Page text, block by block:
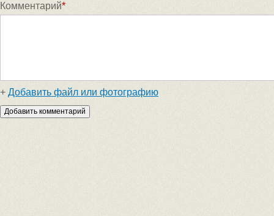
Комментарий*
+ Добавить файл или фотографию